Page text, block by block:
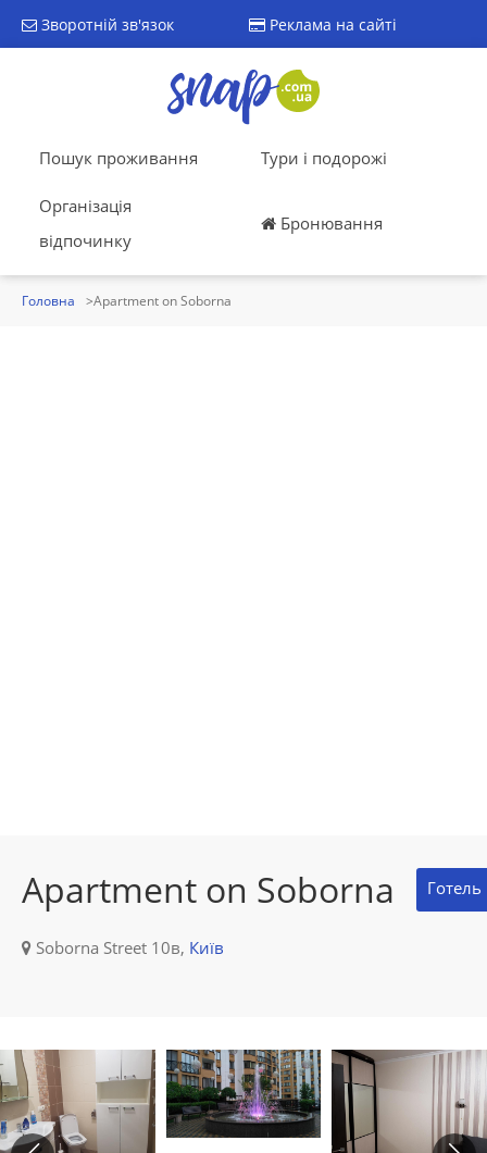
Зворотній зв'язок Реклама на сайті
Пошук проживання Тури і подорожі
Організація
відпочинку
Бронювання
Головна Apartment on Soborna
Apartment on Soborna Готель
Soborna Street 10в, Київ